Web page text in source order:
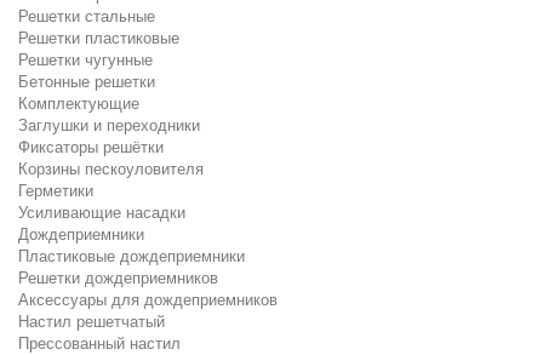
Решетки стальные
Решетки пластиковые
Решетки чугунные
Бетонные решетки
Комплектующие
Заглушки и переходники
Фиксаторы решётки
Корзины пескоуловителя
Герметики
Усиливающие насадки
Дождеприемники
Пластиковые дождеприемники
Решетки дождеприемников
Аксессуары для дождеприемников
Настил решетчатый
Прессованный настил